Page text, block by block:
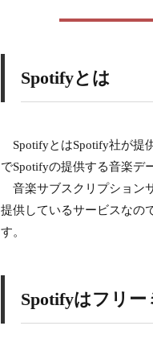
Spotifyとは
SpotifyとはSpotify社が提
でSpotifyの提供する音楽デ
音楽サブスクリプション
提供しているサービスなの
す。
Spotifyはフリ